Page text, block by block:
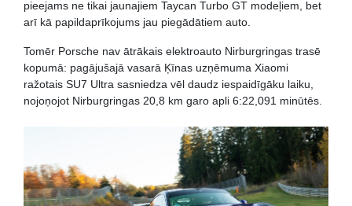
pieejams ne tikai jaunajiem Taycan Turbo GT modeļiem, bet
arī kā papildaprīkojums jau piegādātiem auto.
Tomēr Porsche nav ātrākais elektroauto Nirburgringas trasē
kopumā: pagājušajā vasarā Ķīnas uzņēmuma Xiaomi
ražotais SU7 Ultra sasniedza vēl daudz iespaidīgāku laiku,
nojoņojot Nirburgringas 20,8 km garo apli 6:22,091 minūtēs.